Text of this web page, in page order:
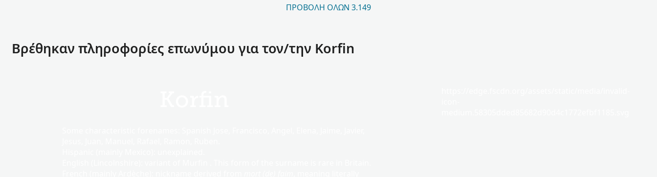
ΠΡΟΒΟΛΉ ΌΛΩΝ 3.149
Βρέθηκαν πληροφορίες επωνύμου για τον/την Korfin